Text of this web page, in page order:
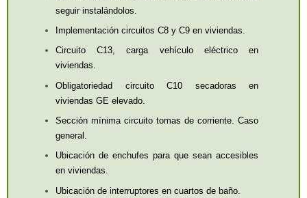
seguir instalándolos.
Implementación circuitos C8 y C9 en viviendas.
Circuito C13, carga vehículo eléctrico en
viviendas.
Obligatoriedad circuito C10 secadoras en
viviendas GE elevado.
Sección mínima circuito tomas de corriente. Caso
general.
Ubicación de enchufes para que sean accesibles
en viviendas.
Ubicación de interruptores en cuartos de baño.
encargada de indicar el
participantes que puede tener
un evento